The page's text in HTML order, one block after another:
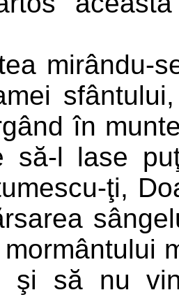
mirându-
în
să-l lase
ţi,
şi să nu